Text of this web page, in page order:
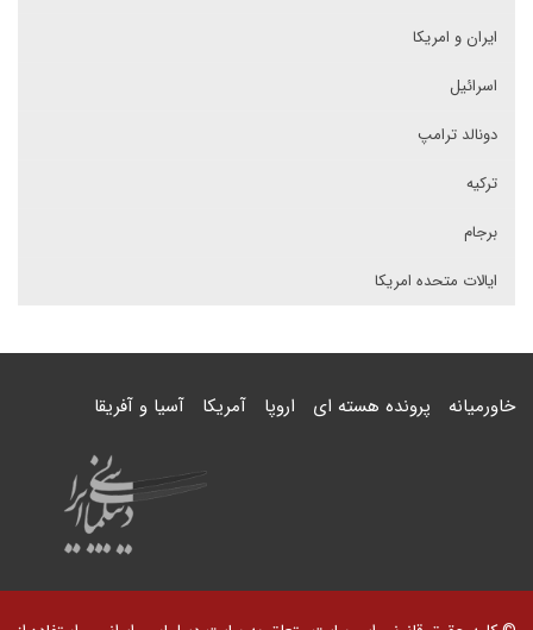
ایران و امریکا
اسرائیل
دونالد ترامپ
ترکیه
برجام
ایالات متحده امریکا
خاورمیانه پرونده هسته ای اروپا آمریکا آسیا و آفریقا